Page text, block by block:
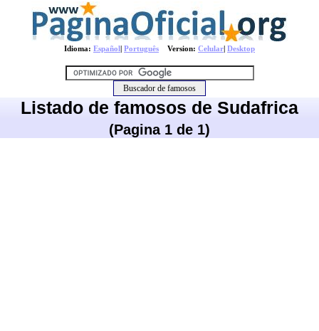
Idioma: Español| Português Version: Celular| Desktop
Listado de famosos de Sudafrica
(Pagina 1 de 1)